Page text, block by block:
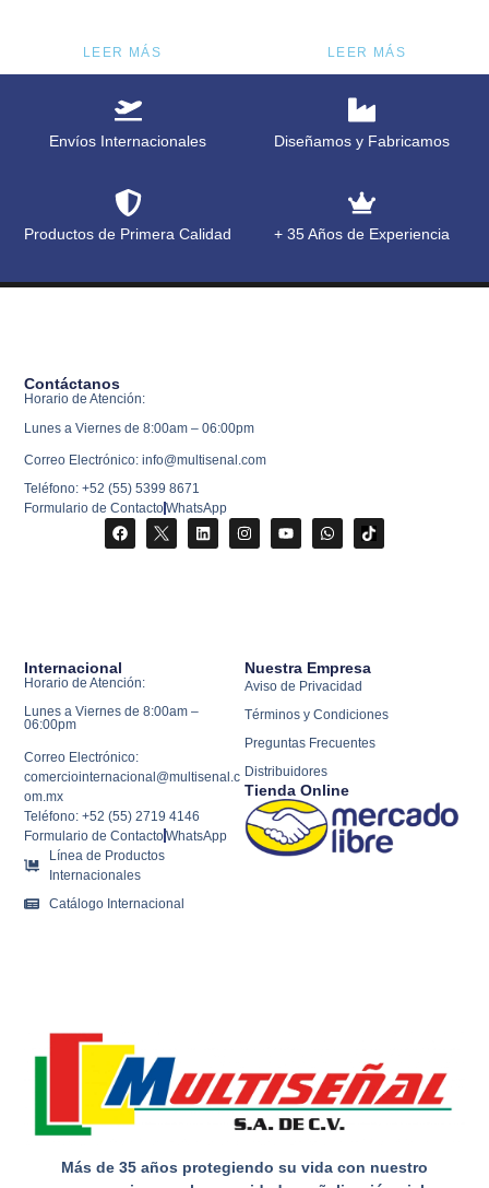
LEER MÁS LEER MÁS
Envíos Internacionales Diseñamos y Fabricamos
Productos de Primera Calidad + 35 Años de Experiencia
Más de 35 años protegiendo su vida con nuestro
Nuestra Empresa
Aviso de Privacidad
Términos y Condiciones
Preguntas Frecuentes
Distribuidores
Tienda Online
Internacional
Horario de Atención:
Lunes a Viernes de 8:00am –
06:00pm
Correo Electrónico:
comerciointernacional@multisenal.c
om.mx
Teléfono: +52 (55) 2719 4146
Formulario de ContactoWhatsApp
Línea de Productos
Internacionales
Catálogo Internacional
Contáctanos
Horario de Atención:
Lunes a Viernes de 8:00am – 06:00pm
Correo Electrónico: info@multisenal.com
Teléfono: +52 (55) 5399 8671
Formulario de ContactoWhatsApp